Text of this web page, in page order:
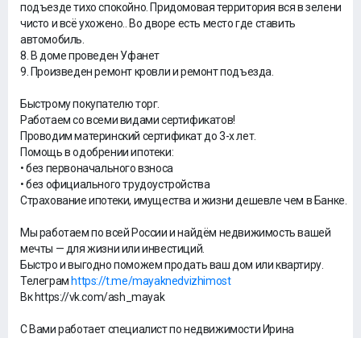
подъезде тихо спокойно. Придомовая территория вся в зелени
чисто и всё ухожено.. Во дворе есть место где ставить
автомобиль.
8. В доме проведен Уфанет
9. Произведен ремонт кровли и ремонт подъезда.
Быстрому покупателю торг.
Работаем со всеми видами сертификатов!
Проводим материнский сертификат до 3-х лет.
Помощь в одобрении ипотеки:
• без первоначального взноса
• без официального трудоустройства
Страхование ипотеки, имущества и жизни дешевле чем в Банке.
Мы работаем по всей России и найдём недвижимость вашей
мечты — для жизни или инвестиций.
Быстро и выгодно поможем продать ваш дом или квартиру.
Телеграм https://t.me/mayaknedvizhimost
Вк https://vk.com/ash_mayak
С Вами работает специалист по недвижимости Ирина